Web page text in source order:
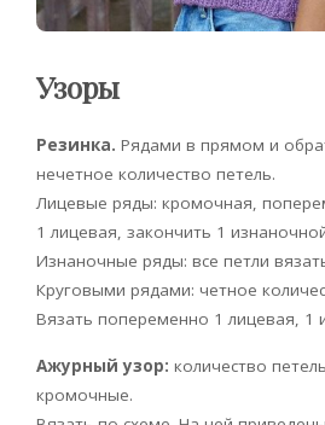
Узоры
Резинка. Рядами в прямом и
нечетное количество петель.
Лицевые ряды: кромочная,
1 лицевая, закончить 1
Изнаночные ряды: все петли
Круговыми рядами: четное
Вязать попеременно 1 лицевая, 1
Ажурный узор: количество
кромочные.